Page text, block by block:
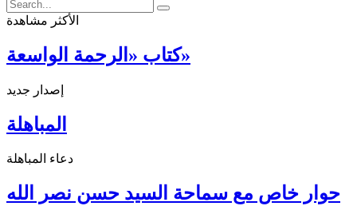
الأكثر مشاهدة
كتاب «الرحمة الواسعة»
إصدار جديد
المباهلة
دعاء المباهلة
حوار خاص مع سماحة السيد حسن نصر الله